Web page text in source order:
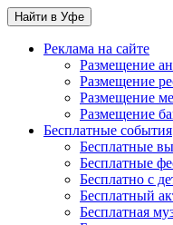
Найти в Уфе
Реклама на сайте
Размещение
Размещение
Размещение
Размещение
Бесплатные события
Бесплатные
Бесплатные
Бесплатно с
Бесплатный
Бесплатная